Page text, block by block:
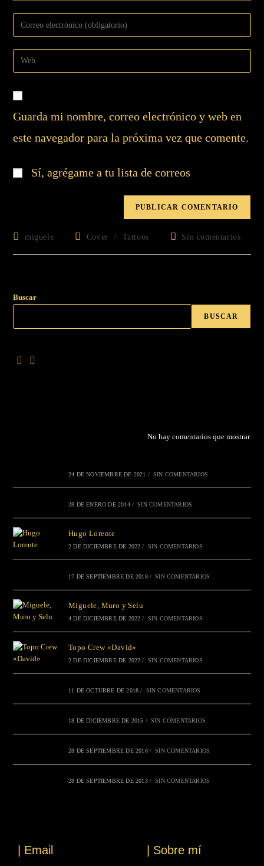
Guarda mi nombre, correo electrónico y web en
este navegador para la próxima vez que comente.
Sí, agrégame a tu lista de correos
miguele Cover / Tattoos Sin comentarios
Buscar
BUSCAR
No hay comentarios que mostrar.
24 DE NOVIEMBRE DE 2021 / SIN COMENTARIOS
28 DE ENERO DE 2014 / SIN COMENTARIOS
Hugo Lorente
2 DE DICIEMBRE DE 2022 / SIN COMENTARIOS
17 DE SEPTIEMBRE DE 2018 / SIN COMENTARIOS
Miguele, Muro y Selu
4 DE DICIEMBRE DE 2022 / SIN COMENTARIOS
Topo Crew «David»
2 DE DICIEMBRE DE 2022 / SIN COMENTARIOS
11 DE OCTUBRE DE 2018 / SIN COMENTARIOS
18 DE DICIEMBRE DE 2015 / SIN COMENTARIOS
28 DE SEPTIEMBRE DE 2016 / SIN COMENTARIOS
28 DE SEPTIEMBRE DE 2013 / SIN COMENTARIOS
| Email
| Sobre mí